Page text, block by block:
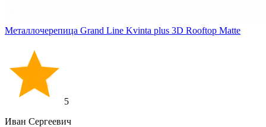
Металлочерепица Grand Line Kvinta plus 3D Rooftop Matte
5
Иван Cергеевич